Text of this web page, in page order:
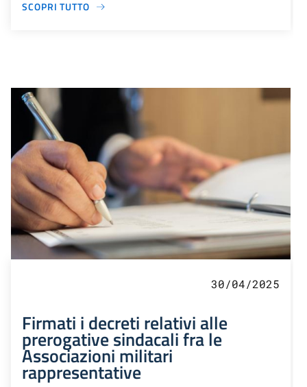
SCOPRI TUTTO
30/04/2025
Firmati i decreti relativi alle
prerogative sindacali fra le
Associazioni militari
rappresentative